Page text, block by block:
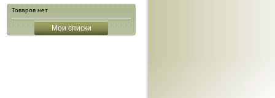
Товаров нет
Мои списки